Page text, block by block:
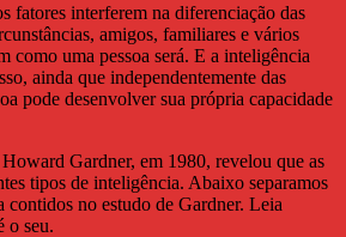
fatores interferem na diferenciação das
amigos, familiares e vários
como uma pessoa será. E a inteligência
ainda que independentemente das
pode desenvolver sua própria capacidade
Gardner, em 1980, revelou que as
tipos de inteligência. Abaixo separamos
contidos no estudo de Gardner. Leia
o seu.